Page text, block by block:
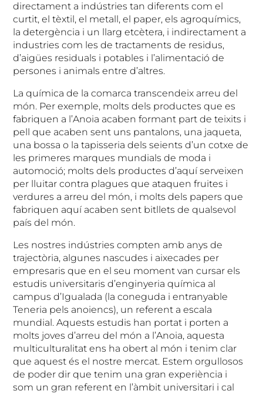
directament a indústries tan diferents com el
curtit, el tèxtil, el metall, el paper, els agroquímics,
la detergència i un llarg etcètera, i indirectament a
industries com les de tractaments de residus,
d’aigües residuals i potables i l’alimentació de
persones i animals entre d’altres.
La química de la comarca transcendeix arreu del
món. Per exemple, molts dels productes que es
fabriquen a l’Anoia acaben formant part de teixits i
pell que acaben sent uns pantalons, una jaqueta,
una bossa o la tapisseria dels seients d’un cotxe de
les primeres marques mundials de moda i
automoció; molts dels productes d’aquí serveixen
per lluitar contra plagues que ataquen fruites i
verdures a arreu del món, i molts dels papers que
fabriquen aquí acaben sent bitllets de qualsevol
país del món.
Les nostres indústries compten amb anys de
trajectòria, algunes nascudes i aixecades per
empresaris que en el seu moment van cursar els
estudis universitaris d’enginyeria química al
campus d’Igualada (la coneguda i entranyable
Teneria pels anoiencs), un referent a escala
mundial. Aquests estudis han portat i porten a
molts joves d’arreu del món a l’Anoia, aquesta
multiculturalitat ens ha obert al món i tenim clar
que aquest és el nostre mercat. Estem orgullosos
de poder dir que tenim una gran experiència i
som un gran referent en l’àmbit universitari i cal